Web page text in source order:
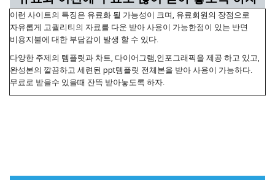
이런 사이트의 특징은 유료화 될 가능성이 크며, 유료회원의 장점으로
자유롭게 고퀄리티의 자료를 다운 받아 사용이 가능한점이 있는 반면
비용지불에 대한 부담감이 발생 할 수 있다.
다양한 주제의 템플릿과 차트, 다이어그램,인포그래픽을 제공 하고 있고,
완성본의 깔끔하고 세련된 ppt템플릿 전체본을 받아 사용이 가능하다.
무료로 받을수 있을때 잔뜩 받아놓도록 하자.